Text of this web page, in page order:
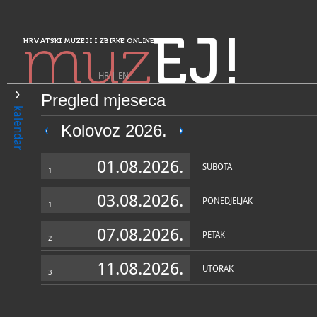
HRVATSKI MUZEJI I ZBIRKE ONLINE
muzEJ!
HR| EN
kalendar
Pregled mjeseca
Kolovoz 2026.
1 01.08.2026. SUBOTA
1 03.08.2026. PONEDJELJAK
2 07.08.2026. PETAK
3 11.08.2026. UTORAK
PRETRAŽIVANJE
Sjeverozapadna Hrvatska
Zbirke grkokatoličke
OPĆI PODACI